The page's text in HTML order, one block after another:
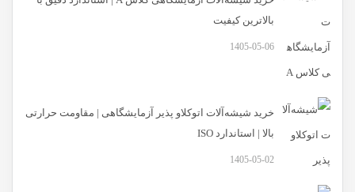
بالاترین کیفیت
1405-05-06
خرید شیشه‌آلات اتوکلاو پذیر آزمایشگاهی | مقاومت حرارتی
بالا | استاندارد ISO
1405-05-02